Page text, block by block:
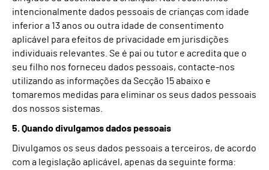
intencionalmente dados pessoais de crianças com idade
inferior a 13 anos ou outra idade de consentimento
aplicável para efeitos de privacidade em jurisdições
individuais relevantes. Se é pai ou tutor e acredita que o
seu filho nos forneceu dados pessoais, contacte-nos
utilizando as informações da Secção 15 abaixo e
tomaremos medidas para eliminar os seus dados pessoais
dos nossos sistemas.
5. Quando divulgamos dados pessoais
Divulgamos os seus dados pessoais a terceiros, de acordo
com a legislação aplicável, apenas da seguinte forma: